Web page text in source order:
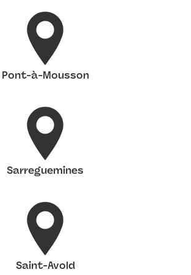
Pont-à-Mousson
Sarreguemines
Saint-Avold